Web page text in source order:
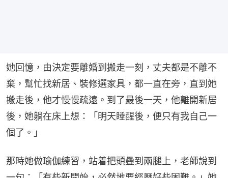
她回憶，由決定要離婚到搬走一刻，丈夫都是不離不
棄，幫忙找新居、裝修選家具，都一直在旁，直到她
搬走後，他才慢慢疏遠。到了最後一天，他離開新居
後，她躺在床上想：「明天睡醒後，便只有我自己一
個了。」
那時她做瑜伽練習，站着把頭疊到兩腿上，老師說到